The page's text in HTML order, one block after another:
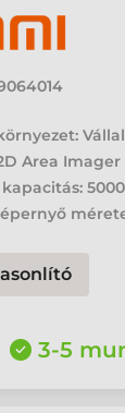
Area Imager
3-5